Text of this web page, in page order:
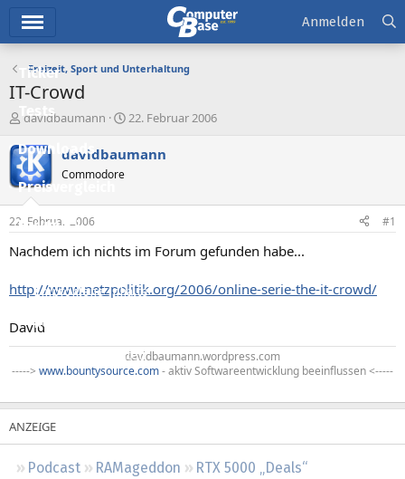
Ticker
Tests
Downloads
Preisvergleich
Forum
Aktuelles
Empfohlene Inhalte
Neue Beiträge
Neueste Aktivitäten
Podcast RAMageddon
RTX 5000 „Deals“
Anmelden
Freizeit, Sport und Unterhaltung
IT-Crowd
E
s
t
e
e
r
davidbaumann
E
s
t
a
22. Februar 2006
davidbaumann
Commodore
22. Februar 2006 #1
Nachdem ich nichts im Forum gefunden habe...
http://www.netzpolitik.org/2006/online-serie-the-it-crowd/
David
davidbaumann.wordpress.com
-----> www.bountysource.com- aktiv Softwareentwicklung beeinflussen <-----